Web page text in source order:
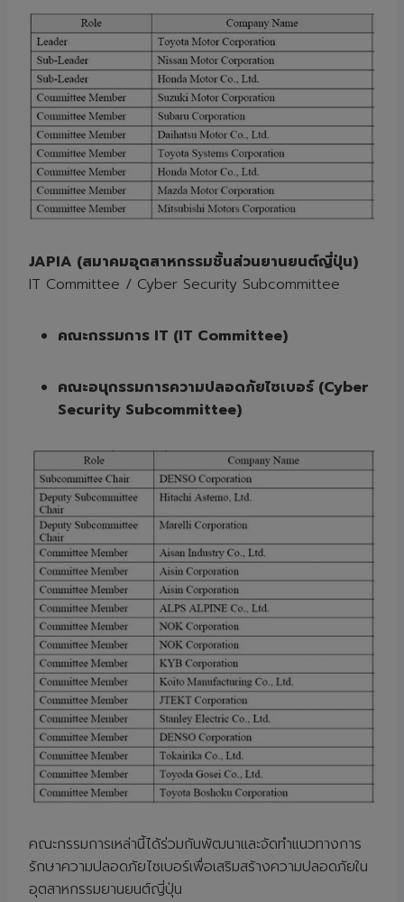
JAPIA (สมาคมอุตสาหกรรมชิ้นส่วนยานยนต์ญี่ปุ่น)
IT Committee / Cyber Security Subcommittee
คณะกรรมการ IT (IT Committee)
คณะอนุกรรมการความปลอดภัยไซเบอร์ (Cyber
Security Subcommittee)
คณะกรรมการเหล่านี้ได้ร่วมกันพัฒนาและจัดทำแนวทางการ
รักษาความปลอดภัยไซเบอร์เพื่อเสริมสร้างความปลอดภัยใน
อุตสาหกรรมยานยนต์ญี่ปุ่น